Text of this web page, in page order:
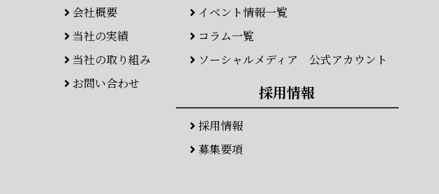
会社概要
当社の実績
当社の取り組み
お問い合わせ
イベント情報一覧
コラム一覧
ソーシャルメディア 公式アカウント
採用情報
採用情報
募集要項